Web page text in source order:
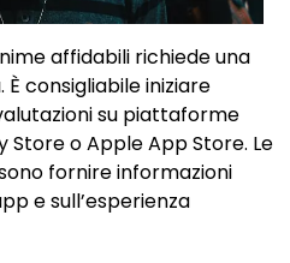
affidabili richiede una
consigliabile iniziare
su piattaforme
Store o Apple App Store. Le
fornire informazioni
e sull’esperienza